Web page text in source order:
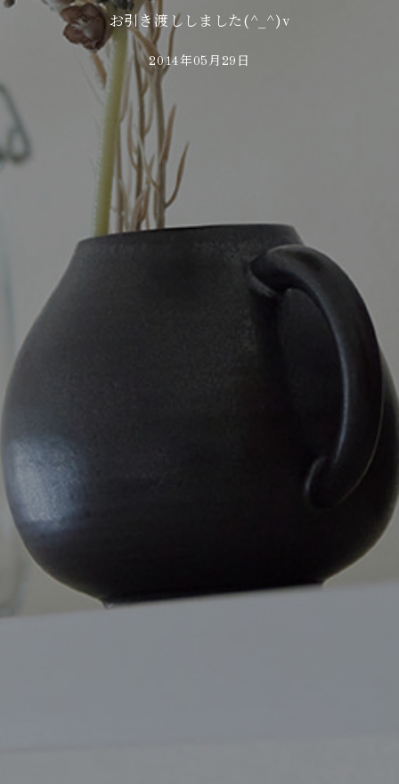
お引き渡ししました(^_^)v
2014年05月29日